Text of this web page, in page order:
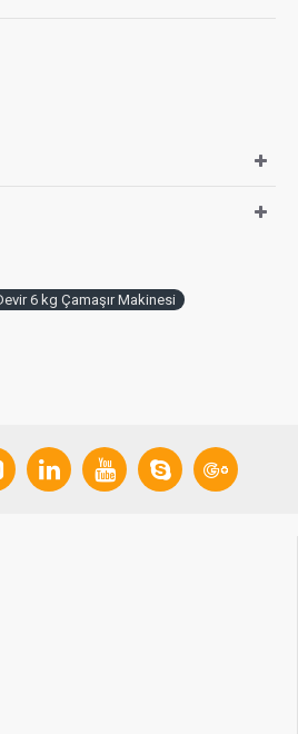
6 kg Çamaşır Makinesi